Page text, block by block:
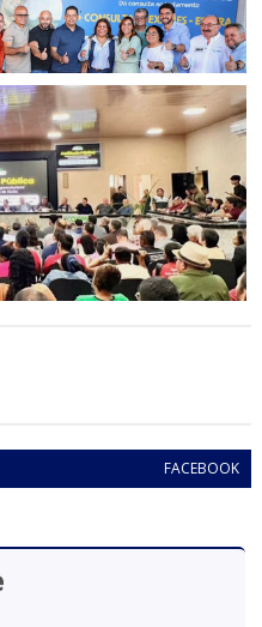
prefeitos e apresenta
Dom Antônio
FACEBOOK